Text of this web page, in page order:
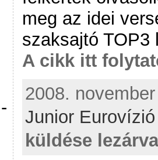
-
meg az idei
szaksajtó TOP3
A cikk itt
2008.
Junior
küldése lezárva